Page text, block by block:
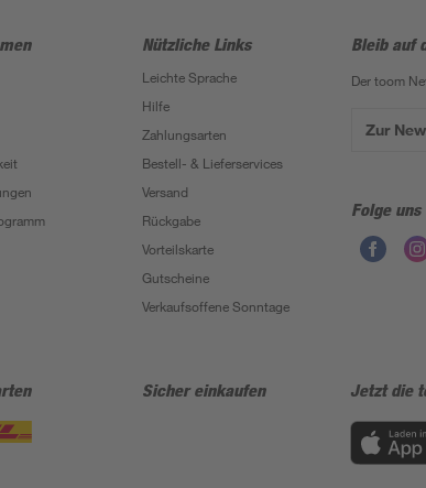
Nützliche Links
Leichte Sprache
Hilfe
Zahlungsarten
Bestell- & Lieferservices
Versand
Rückgabe
Vorteilskarte
Gutscheine
Verkaufsoffene Sonntage
Bleib auf
Der toom
Zur
Folge uns
Sicher einkaufen Jetzt die